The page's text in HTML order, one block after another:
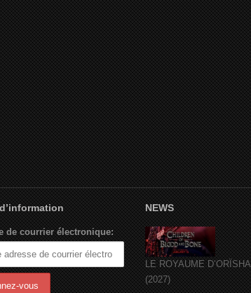
de courrier électronique:
NEWS
LE ROYAUME D’ORÏSHA
(2027)